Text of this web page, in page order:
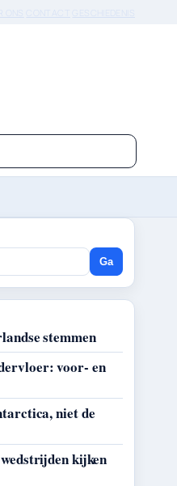
ONS CONTACT
Ga
stemmen
voor- en
niet de
kijken